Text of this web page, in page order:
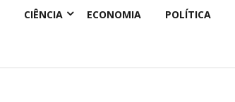
CIÊNCIA ECONOMIA POLÍTICA